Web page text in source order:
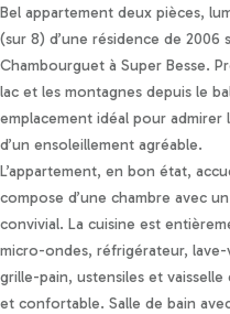
Personnaliser les préférences
Bel appartement deux pièces,
(sur 8) d’une résidence de 2006
Chambourguet à Super Besse.
lac et les montagnes depuis le
emplacement idéal pour
d’un ensoleillement agréable.
L’appartement, en bon état,
compose d’une chambre avec
convivial. La cuisine est
micro-ondes, réfrigérateur,
grille-pain, ustensiles et
et confortable. Salle de bain